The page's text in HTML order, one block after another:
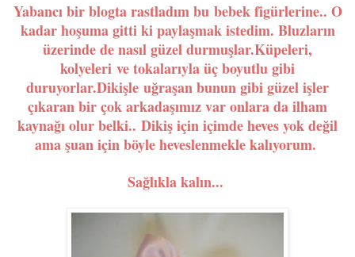
Yabancı bir blogta rastladım bu bebek figürlerine.. O
kadar hoşuma gitti ki paylaşmak istedim. Bluzların
üzerinde de nasıl güzel durmuşlar.Küpeleri,
kolyeleri ve tokalarıyla üç boyutlu gibi
duruyorlar.Dikişle uğraşan bunun gibi güzel işler
çıkaran bir çok arkadaşımız var onlara da ilham
kaynağı olur belki.. Dikiş için içimde heves yok değil
ama şuan için böyle heveslenmekle kalıyorum.
Sağlıkla kalın...